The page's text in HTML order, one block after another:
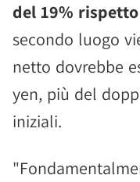
del 19%
secondo luogo
netto dovrebbe
yen, più del
iniziali.